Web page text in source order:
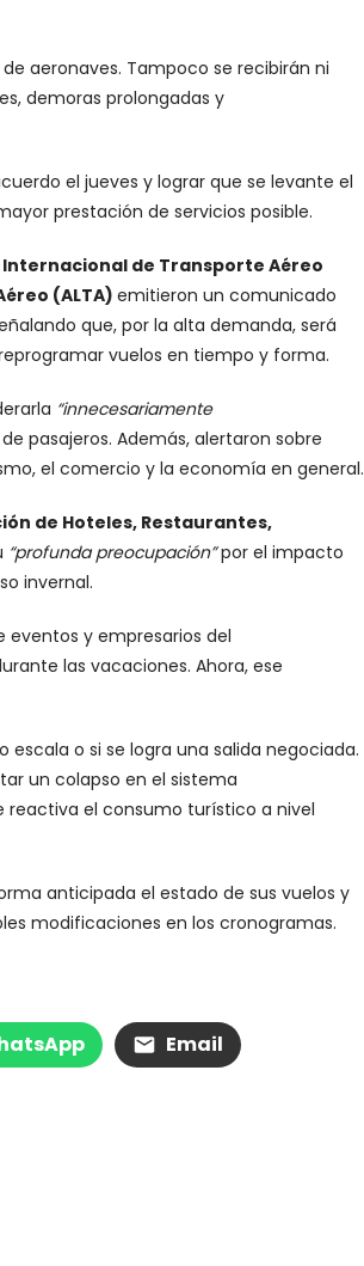
aeronaves. Tampoco se recibirán ni
demoras prolongadas y
el jueves y lograr que se levante el
prestación de servicios posible.
de Transporte Aéreo
(ALTA) emitieron un comunicado
que, por la alta demanda, será
vuelos en tiempo y forma.
“innecesariamente
pasajeros. Además, alertaron sobre
el comercio y la economía en general.
de Hoteles, Restaurantes,
“profunda preocupación”por el impacto
invernal.
eventos y empresarios del
las vacaciones. Ahora, ese
o si se logra una salida negociada.
un colapso en el sistema
reactiva el consumo turístico a nivel
anticipada el estado de sus vuelos y
modificaciones en los cronogramas.
Email